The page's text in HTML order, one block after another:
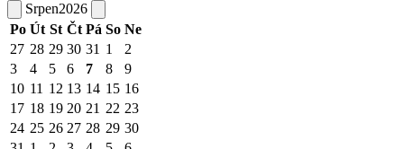
Srpen2026
Po Út St Čt Pá So Ne
27 28 29 30 31 1
2
3
4 5 6 7 8
9
10 11 12 13 14 15 16
17 18 19 20 21 22 23
24 25 26 27 28 29 30